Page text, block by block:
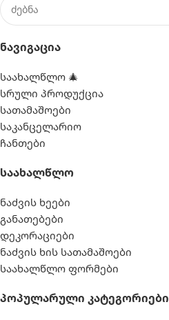
Ნავიგაცია
საახალწლო 🎄
სრული პროდუქცია
სათამაშოები
საკანცელარიო
ჩანთები
Საახალწლო
ნაძვის ხეები
განათებები
დეკორაციები
ნაძვის ხის სათამაშოები
საახალწლო ფორმები
Პოპულარული Კატეგორიები